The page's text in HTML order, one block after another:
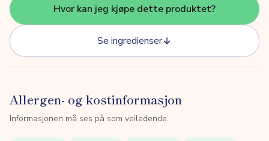
Hvor kan jeg kjøpe dette produktet?
Se ingredienser
Allergen- og kostinformasjon
Informasjonen må ses på som veiledende.